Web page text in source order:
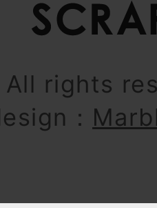
All rights
：